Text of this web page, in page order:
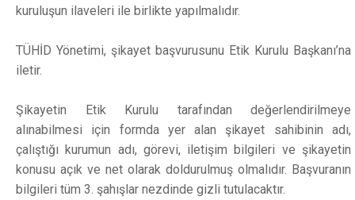
kuruluşun ilaveleri ile birlikte yapılmalıdır.
TÜHİD Yönetimi, şikayet başvurusunu Etik Kurulu Başkanı’na
iletir.
Şikayetin Etik Kurulu tarafından değerlendirilmeye
alınabilmesi için formda yer alan şikayet sahibinin adı,
çalıştığı kurumun adı, görevi, iletişim bilgileri ve şikayetin
konusu açık ve net olarak doldurulmuş olmalıdır. Başvuranın
bilgileri tüm 3. şahışlar nezdinde gizli tutulacaktır.